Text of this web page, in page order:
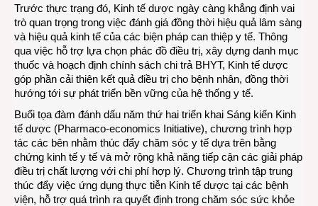
Trước thực trạng đó, Kinh tế dược ngày càng khẳng định vai
trò quan trọng trong việc đánh giá đồng thời hiệu quả lâm sàng
và hiệu quả kinh tế của các biện pháp can thiệp y tế. Thông
qua việc hỗ trợ lựa chọn phác đồ điều trị, xây dựng danh mục
thuốc và hoạch định chính sách chi trả BHYT, Kinh tế dược
góp phần cải thiện kết quả điều trị cho bệnh nhân, đồng thời
hướng tới sự phát triển bền vững của hệ thống y tế.
Buổi tọa đàm đánh dấu năm thứ hai triển khai Sáng kiến Kinh
tế dược (Pharmaco-economics Initiative), chương trình hợp
tác các bên nhằm thúc đẩy chăm sóc y tế dựa trên bằng
chứng kinh tế y tế và mở rộng khả năng tiếp cận các giải pháp
điều trị chất lượng với chi phí hợp lý. Chương trình tập trung
thúc đẩy việc ứng dụng thực tiễn Kinh tế dược tại các bệnh
viện, hỗ trợ quá trình ra quyết định trong chăm sóc sức khỏe